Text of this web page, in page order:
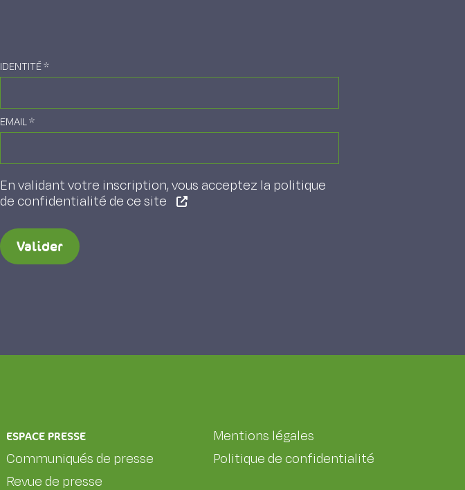
IDENTITÉ*
EMAIL*
En validant votre inscription, vous acceptez la politique
de confidentialité de ce site
Valider
ESPACE PRESSE
Communiqués de presse
Revue de presse
Mentions légales
Politique de confidentialité